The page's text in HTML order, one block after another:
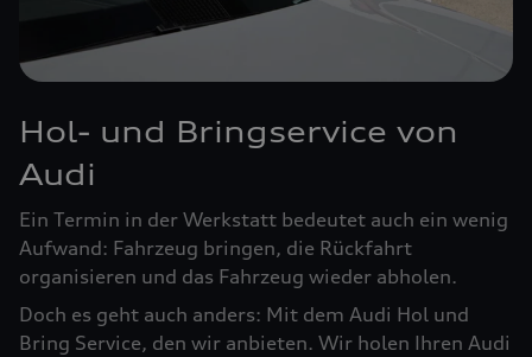
Hol- und Bringservice von
Audi
Ein Termin in der Werkstatt bedeutet auch ein wenig
Aufwand: Fahrzeug bringen, die Rückfahrt
organisieren und das Fahrzeug wieder abholen.
Doch es geht auch anders: Mit dem Audi Hol und
Bring Service, den wir anbieten. Wir holen Ihren Audi